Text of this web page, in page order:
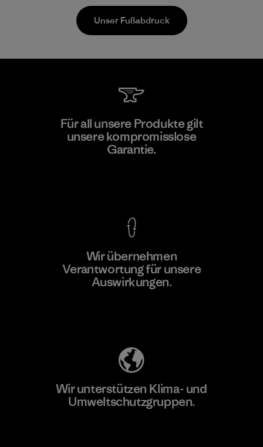
Formosa Taffeta Co., Ltd.
Material-supplier
Unser Fußabdruck
Für all unsere Produkte gilt
unsere kompromisslose
Garantie.
Wir übernehmen
Verantwortung für unsere
Auswirkungen.
Wir unterstützen Klima- und
Umweltschutzgruppen.